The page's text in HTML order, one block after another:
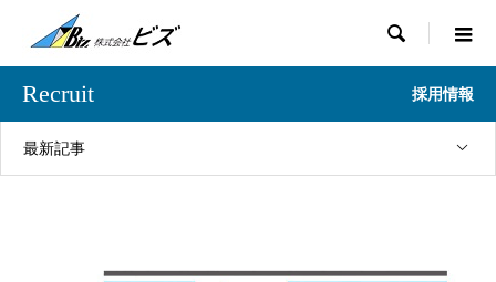

Recruit 採用情報
最新記事